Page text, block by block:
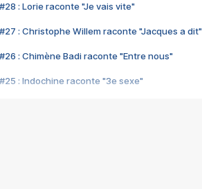
#28 : Lorie raconte "Je vais vite"
#27 : Christophe Willem raconte "Jacques a dit"
#26 : Chimène Badi raconte "Entre nous"
#25 : Indochine raconte "3e sexe"